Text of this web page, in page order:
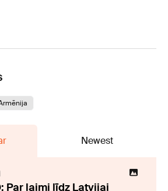
Newest
Par laimi līdz Latvijai